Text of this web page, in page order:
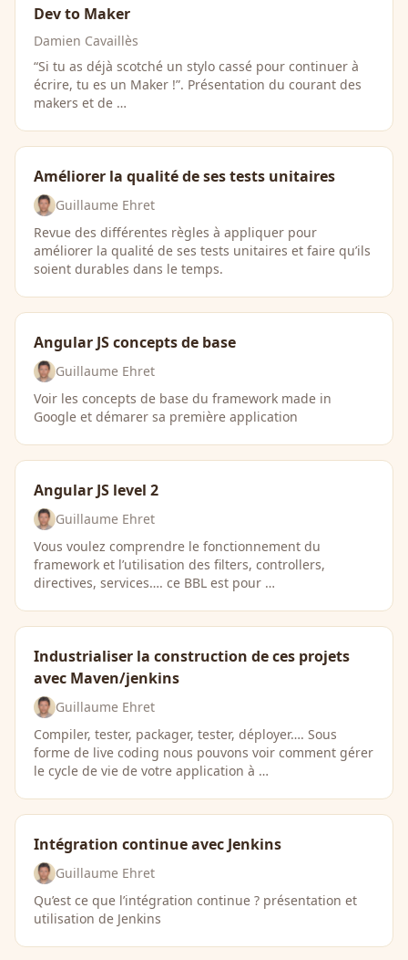
Dev to Maker
Damien Cavaillès
“Si tu as déjà scotché un stylo cassé pour continuer à
écrire, tu es un Maker !”. Présentation du courant des
makers et de …
Améliorer la qualité de ses tests unitaires
Guillaume Ehret
Revue des différentes règles à appliquer pour
améliorer la qualité de ses tests unitaires et faire qu’ils
soient durables dans le temps.
Angular JS concepts de base
Guillaume Ehret
Voir les concepts de base du framework made in
Google et démarer sa première application
Angular JS level 2
Guillaume Ehret
Vous voulez comprendre le fonctionnement du
framework et l’utilisation des filters, controllers,
directives, services…. ce BBL est pour …
Industrialiser la construction de ces projets
avec Maven/jenkins
Guillaume Ehret
Compiler, tester, packager, tester, déployer…. Sous
forme de live coding nous pouvons voir comment gérer
le cycle de vie de votre application à …
Intégration continue avec Jenkins
Guillaume Ehret
Qu’est ce que l’intégration continue ? présentation et
utilisation de Jenkins